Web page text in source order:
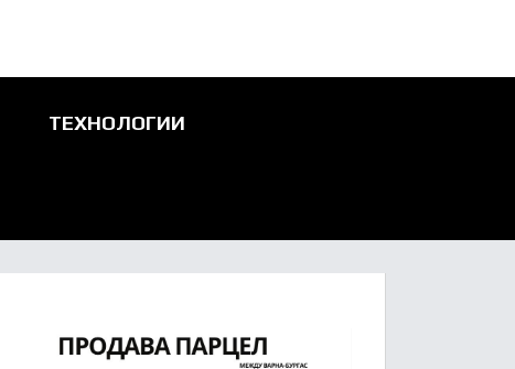
ТЕХНОЛОГИИ